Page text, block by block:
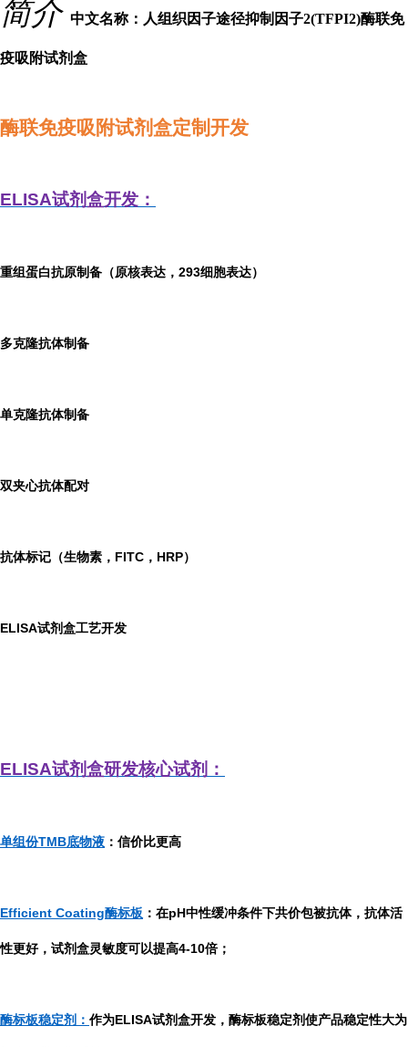
简介 中文名称：人组织因子途径抑制因子2(TFPI2)酶联免
疫吸附试剂盒
酶联免疫吸附试剂盒定制开发
ELISA试剂盒开发：
重组蛋白抗原制备（原核表达，293细胞表达）
多克隆抗体制备
单克隆抗体制备
双夹心抗体配对
抗体标记（生物素，FITC，HRP）
ELISA试剂盒工艺开发
ELISA试剂盒研发核心试剂：
单组份TMB底物液 ：信价比更高
Efficient Coating酶标板 ：在pH中性缓冲条件下共价包被抗体，抗体活
性更好，试剂盒灵敏度可以提高4-10倍；
酶标板稳定剂： 作为ELISA试剂盒开发，酶标板稳定剂使产品稳定性大为